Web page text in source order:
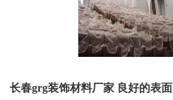
长春grg装饰材料厂家 良好的表